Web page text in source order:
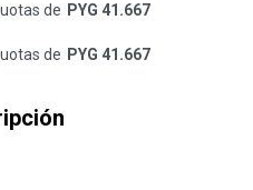
de PYG 41.667
de PYG 41.667